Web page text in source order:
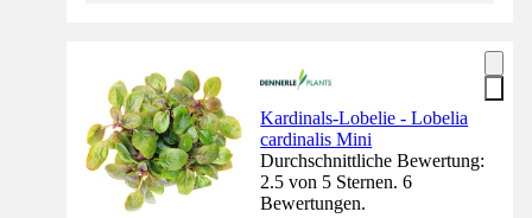
Kardinals-Lobelie - Lobelia
cardinalis Mini
Durchschnittliche Bewertung:
2.5 von 5 Sternen. 6
Bewertungen.